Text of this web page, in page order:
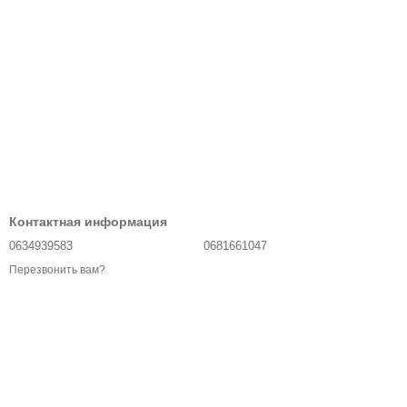
Контактная информация
0634939583
Перезвонить вам?
0681661047